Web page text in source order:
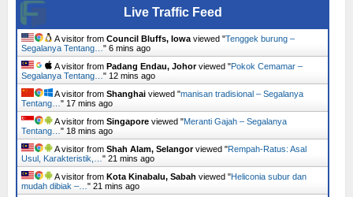
Live Traffic Feed
A visitor from Council Bluffs, Iowa viewed "Tenggek burung –
Segalanya Tentang… " 6 mins ago
A visitor from Padang Endau, Johorviewed "Pokok Cemamar –
Segalanya Tentang… " 12 mins ago
A visitor from Shanghai viewed "manisan tradisional – Segalanya
Tentang… " 17 mins ago
A visitor from Singapore viewed "Meranti Gajah – Segalanya
Tentang… " 18 mins ago
A visitor from Shah Alam, Selangorviewed "Rempah-Ratus: Asal
Usul, Karakteristik,… " 21 mins ago
A visitor from Kota Kinabalu, Sabah viewed "Heliconia subur dan
mudah dibiak –… " 21 mins ago